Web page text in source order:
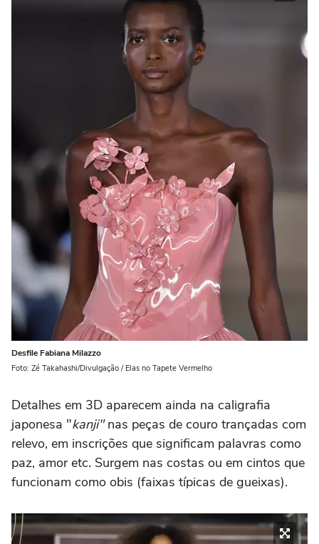
Desfile Fabiana Milazzo
Foto: Zé Takahashi/Divulgação / Elas no Tapete Vermelho
Detalhes em 3D aparecem ainda na caligrafia
japonesa "kanji"nas peças de couro trançadas com
relevo, em inscrições que significam palavras como
paz, amor etc. Surgem nas costas ou em cintos que
funcionam como obis (faixas típicas de gueixas).